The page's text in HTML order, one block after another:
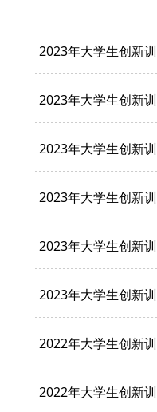
2023年大学生创新
2023年大学生创新
2023年大学生创新
2023年大学生创新
2023年大学生创新
2023年大学生创新
2022年大学生创新
2022年大学生创新